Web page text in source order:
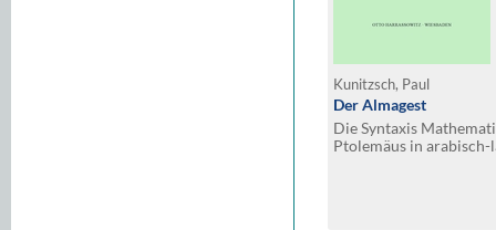
Kunitzsch, Paul
Der Almagest
Die Syntaxis
Ptolemäus in